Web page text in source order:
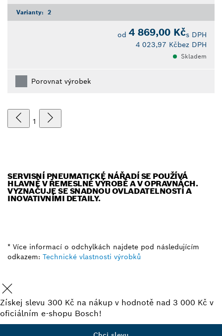
Varianty: 2
od 4 869,00 Kčs DPH
4 023,97 Kčbez DPH
Skladem
Porovnat výrobek
1
SERVISNÍ PNEUMATICKÉ NÁŘADÍ SE POUŽÍVÁ
HLAVNĚ V ŘEMESLNÉ VÝROBĚ A V OPRAVNÁCH.
VYZNAČUJE SE SNADNOU OVLADATELNOSTÍ A
INOVATIVNÍMI DETAILY.
* Více informací o odchylkách najdete pod následujícím
odkazem: Technické vlastnosti výrobků
Získej slevu 300 Kč na nákup v hodnotě nad 3 000 Kč v
oficiálním e-shopu Bosch!